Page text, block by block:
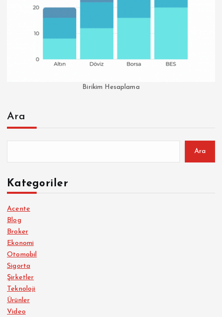
Birikim Hesaplama
Ara
Ara
Kategoriler
Acente
Blog
Broker
Ekonomi
Otomobil
Sigorta
Şirketler
Teknoloji
Ürünler
Video